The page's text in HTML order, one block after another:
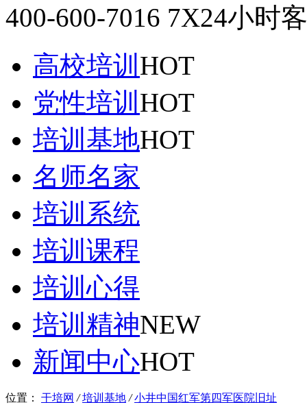
400-600-7016 7X24小时
高校培训 HOT
党性培训 HOT
培训基地HOT
名师名家
培训系统
培训课程
培训心得
培训精神NEW
新闻中心HOT
位置： 干培网 / 培训基地 / 小井中国红军第四军医院旧址